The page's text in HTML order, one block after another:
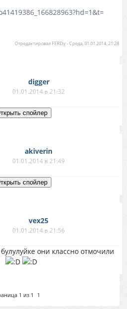
Отредактировал FERDy-Среда, 01.01.2014, 21:28
digger
01.01.2014 в 21:32
akiverin
01.01.2014 в 21:49
vex25
01.01.2014 в 21:56
они классно отмочили
1 из 1 1